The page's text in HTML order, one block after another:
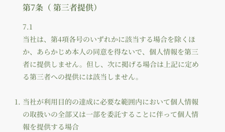
第7条（ 第三者提供）
7.1
当社は、第4項各号のいずれかに該当する場合を除くほ
か、あらかじめ本人の同意を得ないで、個人情報を第三
者に提供しません。但し、次に掲げる場合は上記に定め
る第三者への提供には該当しません。
当社が利用目的の達成に必要な範囲内において個人情報
の取扱いの全部又は一部を委託することに伴って個人情
報を提供する場合